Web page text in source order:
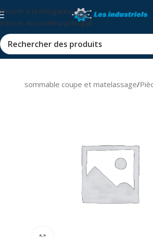
Passer à la navigation
Passer au contenu principal
et consommable coupe et matelassage/